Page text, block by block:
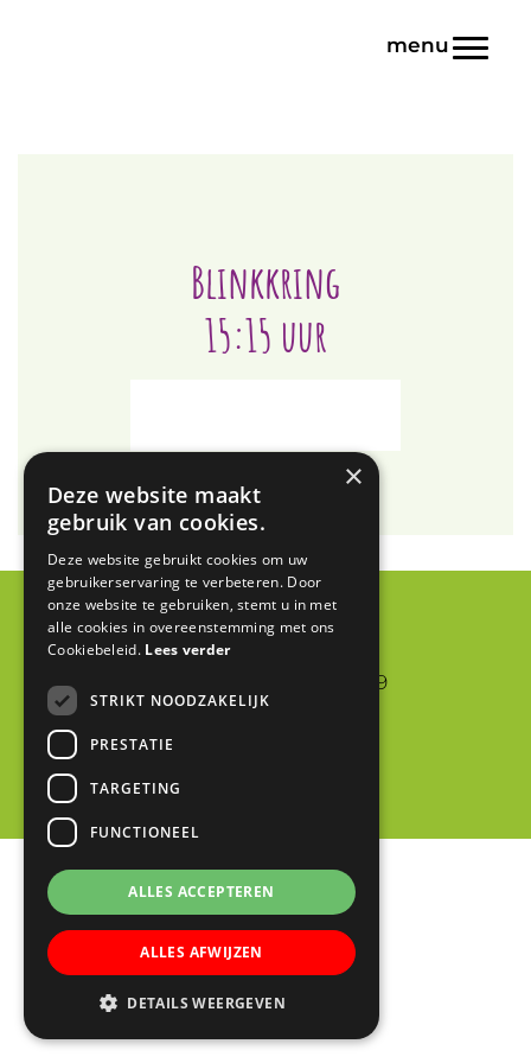
Blinkkring
15:15 uur
Blink
Jan van Riebeeckstraat 9
info@blinkschool.nl
×
Deze website maakt
gebruik van cookies.
Deze website gebruikt cookies om uw
gebruikerservaring te verbeteren. Door
onze website te gebruiken, stemt u in met
alle cookies in overeenstemming met ons
Cookiebeleid. Lees verder
STRIKT NOODZAKELIJK
PRESTATIE
TARGETING
FUNCTIONEEL
ALLES ACCEPTEREN
ALLES AFWIJZEN
DETAILS WEERGEVEN